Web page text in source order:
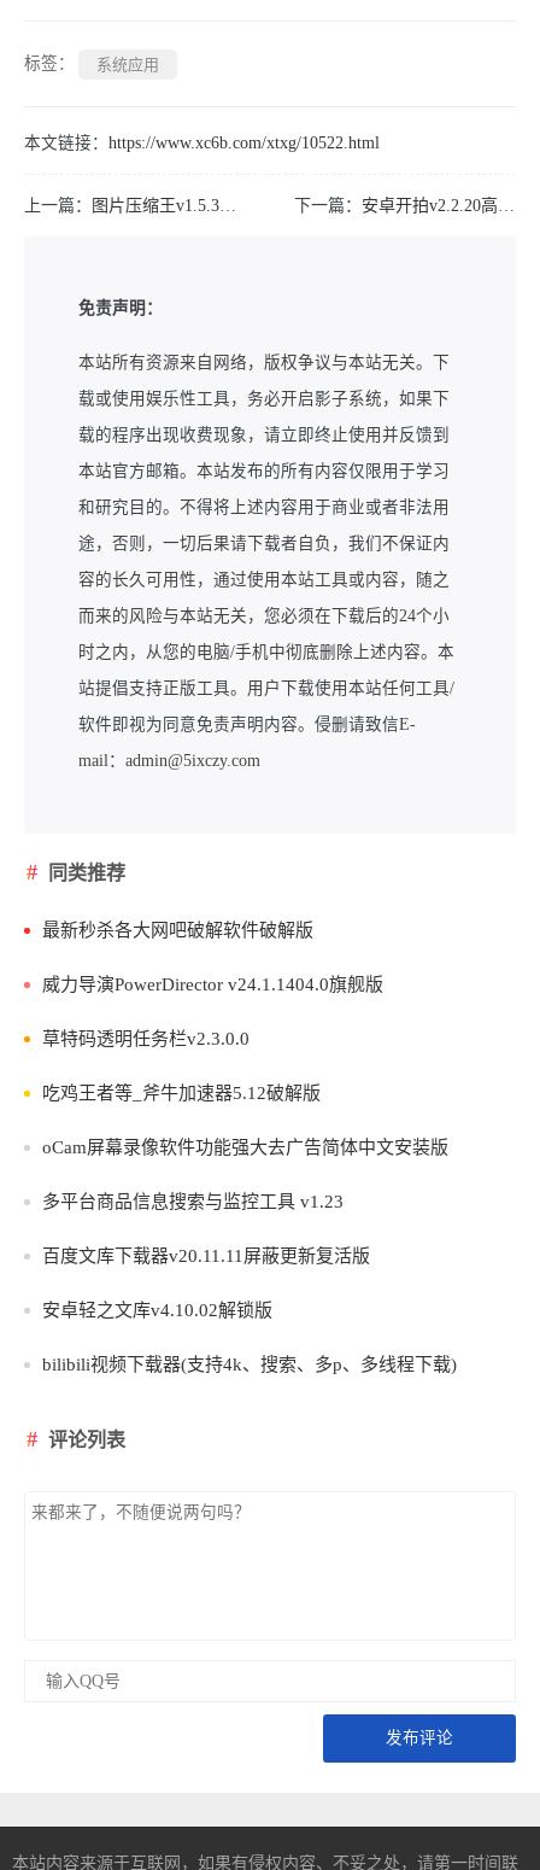
标签： 系统应用
本文链接： https://www.xc6b.com/xtxg/10522.html
上一篇： 图片压缩王v1.5.3高级版/图片压缩利器 下一篇： 安卓开拍v2.2.20高级版用AI制作口播视频
免责声明：
本站所有资源来自网络，版权争议与本站无关。下
载或使用娱乐性工具，务必开启影子系统，如果下
载的程序出现收费现象，请立即终止使用并反馈到
本站官方邮箱。本站发布的所有内容仅限用于学习
和研究目的。不得将上述内容用于商业或者非法用
途，否则，一切后果请下载者自负，我们不保证内
容的长久可用性，通过使用本站工具或内容，随之
而来的风险与本站无关，您必须在下载后的24个小
时之内，从您的电脑/手机中彻底删除上述内容。本
站提倡支持正版工具。用户下载使用本站任何工具/
软件即视为同意免责声明内容。侵删请致信E-
mail：admin@5ixczy.com
同类推荐
最新秒杀各大网吧破解软件破解版
威力导演PowerDirector v24.1.1404.0旗舰版
草特码透明任务栏v2.3.0.0
吃鸡王者等_斧牛加速器5.12破解版
oCam屏幕录像软件功能强大去广告简体中文安装版
多平台商品信息搜索与监控工具 v1.23
百度文库下载器v20.11.11屏蔽更新复活版
安卓轻之文库v4.10.02解锁版
bilibili视频下载器(支持4k、搜索、多p、多线程下载)
评论列表
发布评论
本站内容来源于互联网，如果有侵权内容、不妥之处，请第一时间联